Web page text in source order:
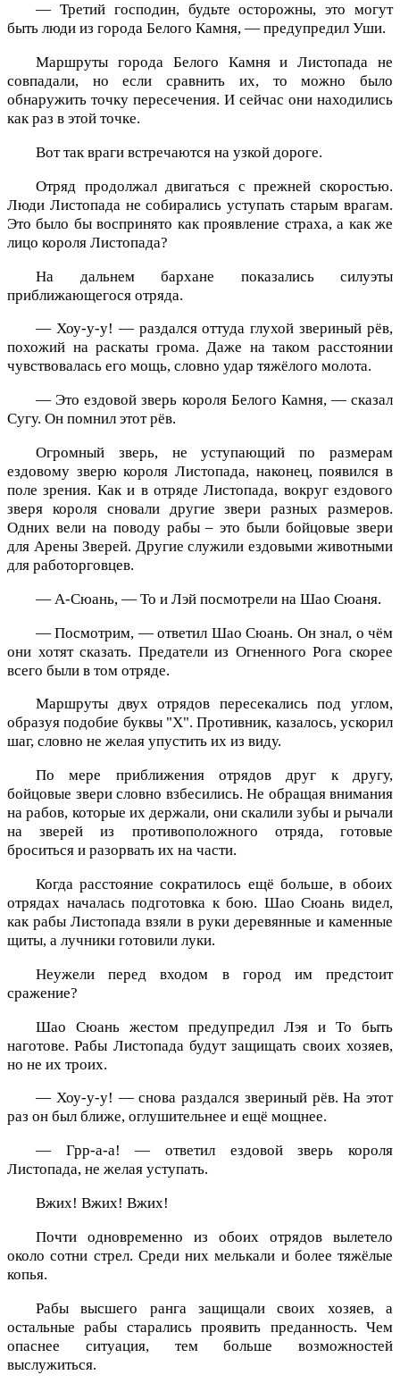
— Третий господин, будьте осторожны, это могут
быть люди из города Белого Камня, — предупредил Уши.
Маршруты города Белого Камня и Листопада не
совпадали, но если сравнить их, то можно было
обнаружить точку пересечения. И сейчас они находились
как раз в этой точке.
Вот так враги встречаются на узкой дороге.
Отряд продолжал двигаться с прежней скоростью.
Люди Листопада не собирались уступать старым врагам.
Это было бы воспринято как проявление страха, а как же
лицо короля Листопада?
На дальнем бархане показались силуэты
приближающегося отряда.
— Хоу-у-у! — раздался оттуда глухой звериный рёв,
похожий на раскаты грома. Даже на таком расстоянии
чувствовалась его мощь, словно удар тяжёлого молота.
— Это ездовой зверь короля Белого Камня, — сказал
Сугу. Он помнил этот рёв.
Огромный зверь, не уступающий по размерам
ездовому зверю короля Листопада, наконец, появился в
поле зрения. Как и в отряде Листопада, вокруг ездового
зверя короля сновали другие звери разных размеров.
Одних вели на поводу рабы – это были бойцовые звери
для Арены Зверей. Другие служили ездовыми животными
для работорговцев.
— А-Сюань, — То и Лэй посмотрели на Шао Сюаня.
— Посмотрим, — ответил Шао Сюань. Он знал, о чём
они хотят сказать. Предатели из Огненного Рога скорее
всего были в том отряде.
Маршруты двух отрядов пересекались под углом,
образуя подобие буквы "Х". Противник, казалось, ускорил
шаг, словно не желая упустить их из виду.
По мере приближения отрядов друг к другу,
бойцовые звери словно взбесились. Не обращая внимания
на рабов, которые их держали, они скалили зубы и рычали
на зверей из противоположного отряда, готовые
броситься и разорвать их на части.
Когда расстояние сократилось ещё больше, в обоих
отрядах началась подготовка к бою. Шао Сюань видел,
как рабы Листопада взяли в руки деревянные и каменные
щиты, а лучники готовили луки.
Неужели перед входом в город им предстоит
сражение?
Шао Сюань жестом предупредил Лэя и То быть
наготове. Рабы Листопада будут защищать своих хозяев,
но не их троих.
— Хоу-у-у! — снова раздался звериный рёв. На этот
раз он был ближе, оглушительнее и ещё мощнее.
— Грр-а-а! — ответил ездовой зверь короля
Листопада, не желая уступать.
Вжих! Вжих! Вжих!
Почти одновременно из обоих отрядов вылетело
около сотни стрел. Среди них мелькали и более тяжёлые
копья.
Рабы высшего ранга защищали своих хозяев, а
остальные рабы старались проявить преданность. Чем
опаснее ситуация, тем больше возможностей
выслужиться.